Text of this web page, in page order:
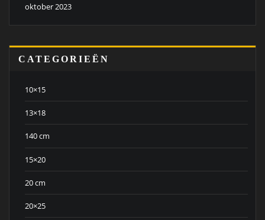
oktober 2023
CATEGORIEËN
10×15
13×18
140 cm
15×20
20 cm
20×25